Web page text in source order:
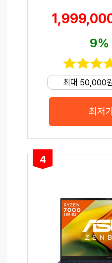
9%
최대 50,000
최저
4